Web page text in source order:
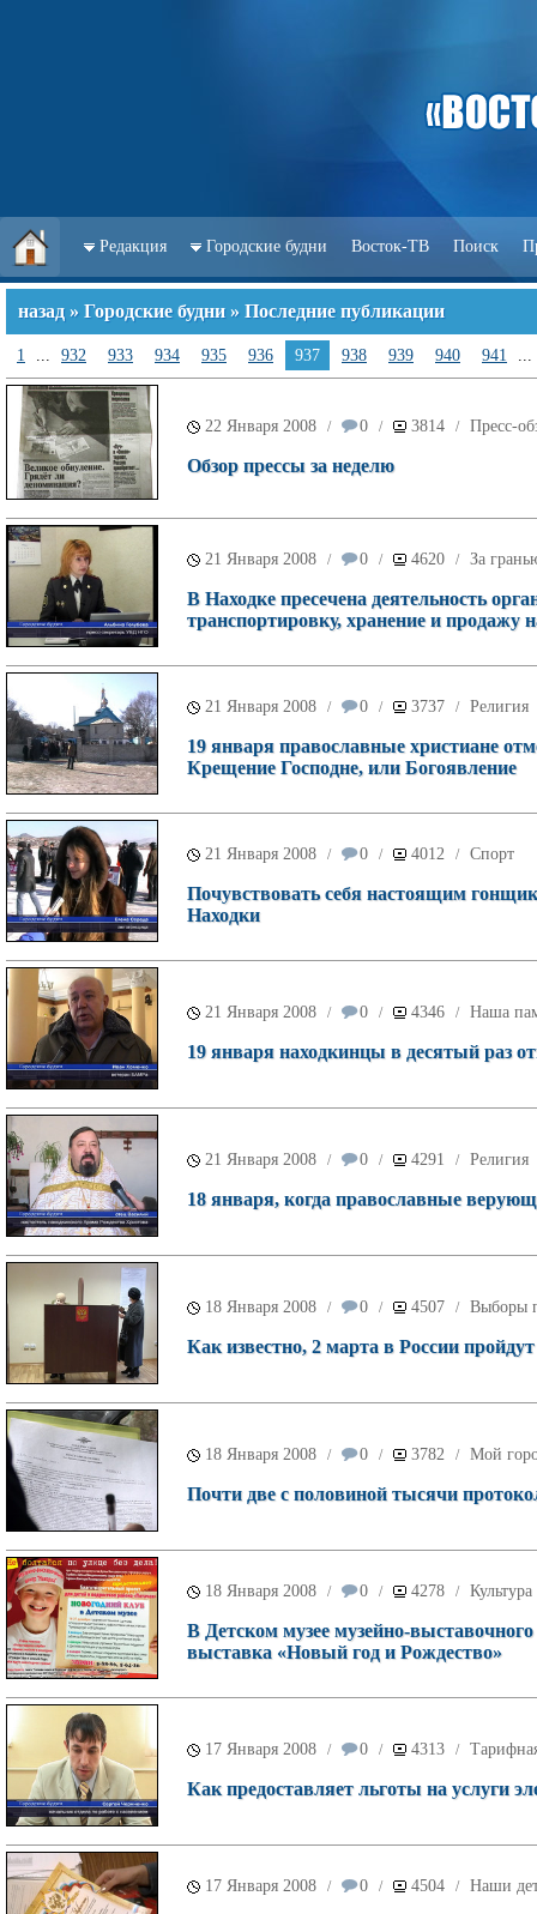
Редакция Городские будни Восток-ТВ Поиск
назад » Городские будни » Последние публикации
1 ... 932 933 934 935 936 937 938 939 940 941 ...
22 Января 2008 / 0 / 3814 / Пресс-
Обзор прессы за неделю
21 Января 2008 / 0 / 4620 / За
В Находке пресечена деятельность
транспортировку, хранение и продажу
21 Января 2008 / 0 / 3737 / Религия
19 января православные христиане
Крещение Господне, или Богоявление
21 Января 2008 / 0 / 4012 / Спорт
Почувствовать себя настоящим
Находки
21 Января 2008 / 0 / 4346 / Наша
19 января находкинцы в десятый раз
21 Января 2008 / 0 / 4291 / Религия
18 января, когда православные
18 Января 2008 / 0 / 4507 / Выборы
Как известно, 2 марта в России
18 Января 2008 / 0 / 3782 / Мой
Почти две с половиной тысячи
18 Января 2008 / 0 / 4278 / Культура
В Детском музее музейно-
выставка «Новый год и Рождество»
17 Января 2008 / 0 / 4313 /
Как предоставляет льготы на услуги
17 Января 2008 / 0 / 4504 / Наши